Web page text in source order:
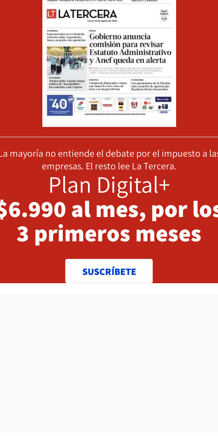
mayoría no entiende el debate por el impuesto a
empresas. El resto lee La Tercera.
Plan Digital+
al mes, por
3 primeros meses
SUSCRÍBETE